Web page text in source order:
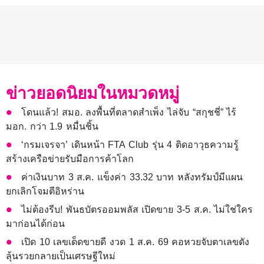
ข่าวยอดนิยมในหมวดหมู่
โดนแล้ว! สมอ. ลงพื้นที่ตลาดสำเพ็ง ไล่จับ “สกุชชี่” ไร้
มอก. กว่า 1.9 หมื่นชิ้น
‘กรมเจรจา’ เดินหน้า FTA Club รุ่น 4 ติดอาวุธความรู้
สร้างเครือข่ายรับมือการค้าโลก
ค่าเงินบาท 3 ส.ค. แข็งค่า 33.32 บาท หลังทรัมป์มีแผน
ยกเลิกโจมตีอิหร่าน
ไม่ต้องรีบ! พันธบัตรออมพลัส เปิดขาย 3-5 ส.ค. ไม่ใช่ใคร
มาก่อนได้ก่อน
เปิด 10 เลขเด็ดขายดี งวด 1 ส.ค. 69 คอหวยจับตาเลขดัง
ลุ้นรวยกลายเป็นเศรษฐีใหม่